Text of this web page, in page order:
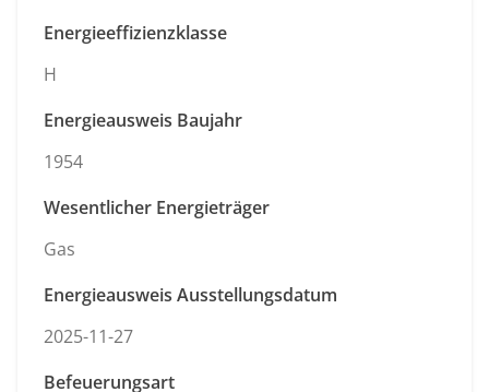
Energieeffizienzklasse
H
Energieausweis Baujahr
1954
Wesentlicher Energieträger
Gas
Energieausweis Ausstellungsdatum
2025-11-27
Befeuerungsart